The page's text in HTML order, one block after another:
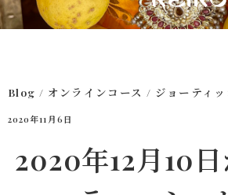
Blog / オンラインコース / ジョーティッ
2020年11月6日
2020年12月10